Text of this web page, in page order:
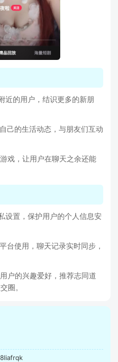
近的用户，结识更多的新朋
己的生活动态，与朋友们互动
戏，让用户在聊天之余还能
设置，保护用户的个人信息安
台使用，聊天记录实时同步，
户的兴趣爱好，推荐志同道
圈。